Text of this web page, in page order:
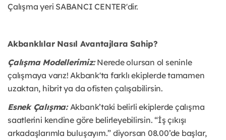
Çalışma yeri SABANCI CENTER'dir.
Akbanklılar Nasıl Avantajlara Sahip?
Çalışma Modellerimiz: Nerede olursan ol seninle
çalışmaya varız! Akbank'ta farklı ekiplerde tamamen
uzaktan, hibrit ya da ofisten çalışabilirsin.
Esnek Çalışma: Akbank’taki belirli ekiplerde çalışma
saatlerini kendine göre belirleyebilirsin. “İş çıkışı
arkadaşlarımla buluşayım.” diyorsan 08.00’de başlar,